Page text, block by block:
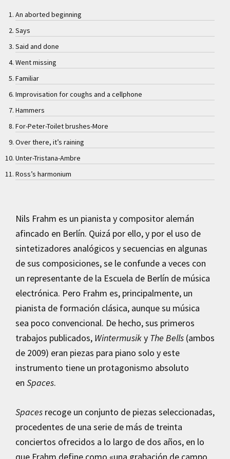
An aborted beginning
Says
Said and done
Went missing
Familiar
Improvisation for coughs and a cellphone
Hammers
For-Peter-Toilet brushes-More
Over there, it’s raining
Unter-Tristana-Ambre
Ross’s harmonium
Nils Frahm es un pianista y compositor alemán
afincado en Berlín. Quizá por ello, y por el uso de
sintetizadores analógicos y secuencias en algunas
de sus composiciones, se le confunde a veces con
un representante de la Escuela de Berlín de música
electrónica. Pero Frahm es, principalmente, un
pianista de formación clásica, aunque su música
sea poco convencional. De hecho, sus primeros
trabajos publicados, Wintermusiky The Bells (ambos
de 2009) eran piezas para piano solo y este
instrumento tiene un protagonismo absoluto
en Spaces.
Spaces recoge un conjunto de piezas seleccionadas,
procedentes de una serie de más de treinta
conciertos ofrecidos a lo largo de dos años, en lo
que Frahm define como «una grabación de campo,